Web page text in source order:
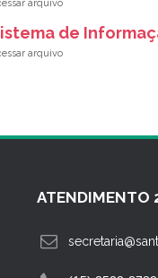
de
ATENDIMENTO